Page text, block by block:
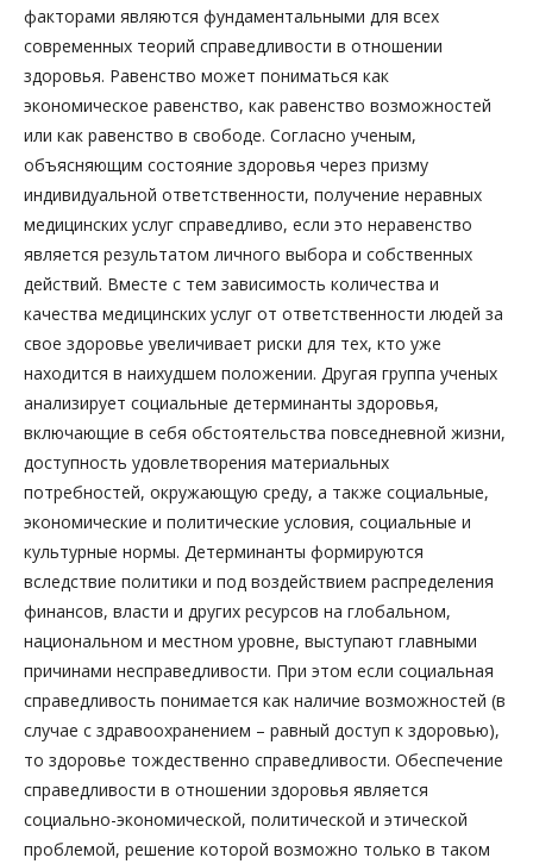
факторами являются фундаментальными для всех
современных теорий справедливости в отношении
здоровья. Равенство может пониматься как
экономическое равенство, как равенство возможностей
или как равенство в свободе. Согласно ученым,
объясняющим состояние здоровья через призму
индивидуальной ответственности, получение неравных
медицинских услуг справедливо, если это неравенство
является результатом личного выбора и собственных
действий. Вместе с тем зависимость количества и
качества медицинских услуг от ответственности людей за
свое здоровье увеличивает риски для тех, кто уже
находится в наихудшем положении. Другая группа ученых
анализирует социальные детерминанты здоровья,
включающие в себя обстоятельства повседневной жизни,
доступность удовлетворения материальных
потребностей, окружающую среду, а также социальные,
экономические и политические условия, социальные и
культурные нормы. Детерминанты формируются
вследствие политики и под воздействием распределения
финансов, власти и других ресурсов на глобальном,
национальном и местном уровне, выступают главными
причинами несправедливости. При этом если социальная
справедливость понимается как наличие возможностей (в
случае с здравоохранением – равный доступ к здоровью),
то здоровье тождественно справедливости. Обеспечение
справедливости в отношении здоровья является
социально-экономической, политической и этической
проблемой, решение которой возможно только в таком